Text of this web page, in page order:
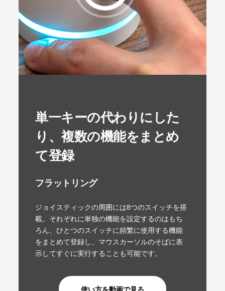
単一キーの代わりにした
り、複数の機能をまとめ
て登録
フラットリング
ジョイスティックの周囲には8つのスイッチを搭
載。それぞれに単独の機能を設定するのはもち
ろん、ひとつのスイッチに頻繁に使用する機能
をまとめて登録し、マウスカーソルのそばに表
示してすぐに実行することも可能です。
使い方を動画で見る